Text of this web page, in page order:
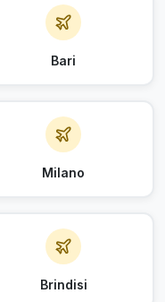
Bari
Milano
Brindisi